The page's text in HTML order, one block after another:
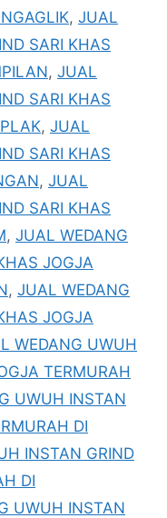
, JUAL
SARI KHAS
, JUAL
SARI KHAS
, JUAL
SARI KHAS
, JUAL
SARI KHAS
, JUAL WEDANG
JOGJA
, JUAL WEDANG
JOGJA
WEDANG UWUH
TERMURAH
UWUH INSTAN
DI
INSTAN GRIND
DI
UWUH INSTAN